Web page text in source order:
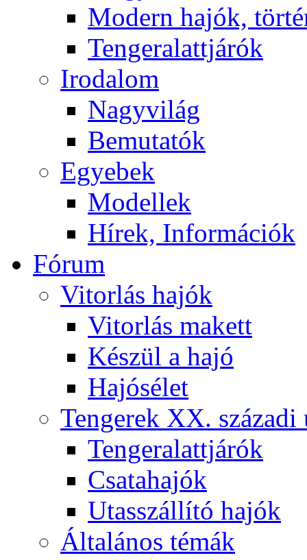
Modern hajók,
Tengeralattjárók
Irodalom
Nagyvilág
Bemutatók
Egyebek
Modellek
Hírek, Információk
Fórum
Vitorlás hajók
Vitorlás makett
Készül a hajó
Hajósélet
Tengerek XX. századi
Tengeralattjárók
Csatahajók
Utasszállító hajók
Általános témák